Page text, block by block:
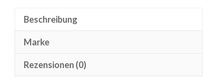
Beschreibung
Marke
Rezensionen (0)